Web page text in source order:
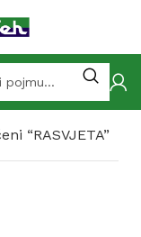
“RASVJETA”